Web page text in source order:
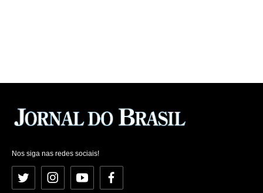
Nos siga nas redes sociais!
Twitter InstagramYouTubeFacebook